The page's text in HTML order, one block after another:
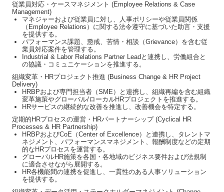
従業員対応・ケースマネジメント (Employee Relations & Case
Management)
マネジャーおよび従業員に対し、人事ポリシーや従業員関係
（ Employee Relations ）に関する法令遵守に基づいた助言・支援
を提供する。
パフォーマンス課題、懲戒、苦情・相談（Grievance）を含む従
業員対応案件を管理する。
Industrial & Labor Relations Partner Lead と連携し、労働組合と
の協議・コミュニケーションを推進する。
組織変革・ HRプロジェクト推進 (Business Change & HR Project
Delivery)
HRBPおよび専門担当者（SME ）と連携し、組織再編を含む組織
変革施策やグローバル/ローカルHRプロジェクトを推進する。
HRサービスの継続的な改善を推進し、改善機会を特定する。
定期的 HRプロセスの運営・ HRパートナーシップ(Cyclical HR
Processes & HR Partnership)
HRBPおよびCoE （Center of Excellence）と連携し、タレントマ
ネジメント、パフォーマンスマネジメント、報酬制度などの定期
的な HRプロセスを運営する。
グローバルHR施策を各国・各地域のビジネス要件および法規制
に適合させながら展開する。
HR各機能間の連携を促進し、一貫性のある人事ソリューション
を提供する。